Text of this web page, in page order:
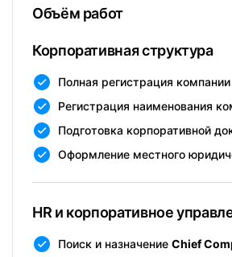
Объём работ
Корпоративная структура
Полная регистрация
Регистрация наименования
Подготовка корпоративной
Оформление местного
HR и корпоративное
Поиск и назначение Chief